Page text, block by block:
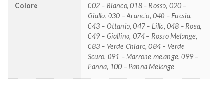
Colore
002 – Bianco, 018 – Rosso, 020 –
Giallo, 030 – Arancio, 040 – Fucsia,
043 – Ottanio, 047 – Lilla, 048 – Rosa,
049 – Giallino, 074 – Rosso Melange,
083 – Verde Chiaro, 084 – Verde
Scuro, 091 – Marrone melange, 099 –
Panna, 100 – Panna Melange